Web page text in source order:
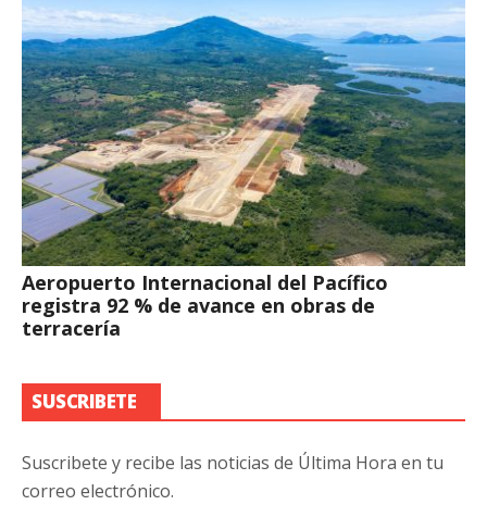
Aeropuerto Internacional del Pacífico
registra 92 % de avance en obras de
terracería
SUSCRIBETE
Suscribete y recibe las noticias de Última Hora en tu
correo electrónico.